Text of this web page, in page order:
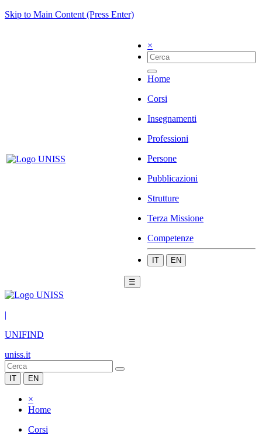
Skip to Main Content (Press Enter)
×
Home
Corsi
Insegnamenti
Professioni
Persone
Pubblicazioni
Strutture
Terza Missione
Competenze
IT EN
☰
|
UNIFIND
uniss.it
IT EN
×
Home
Corsi